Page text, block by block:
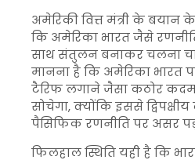
अमेरिकी वित्त मंत्री के
कि अमेरिका भारत जैसे
साथ संतुलन बनाकर चलना
मानना है कि अमेरिका भारत
टैरिफ लगाने जैसा कठोर
सोचेगा, क्योंकि इससे
पैसिफिक रणनीति पर असर
फिलहाल स्थिति यही है कि